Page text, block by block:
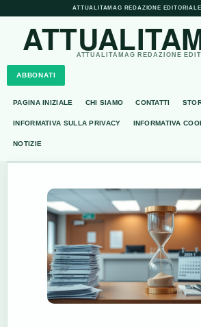
ATTUALITAMAG REDAZIONE EDITORIALE
ATTUALITAMAG REDAZIONE
ABBONATI
PAGINA INIZIALE CHI SIAMO CONTATTI
INFORMATIVA SULLA PRIVACY INFORMATIVA
NOTIZIE